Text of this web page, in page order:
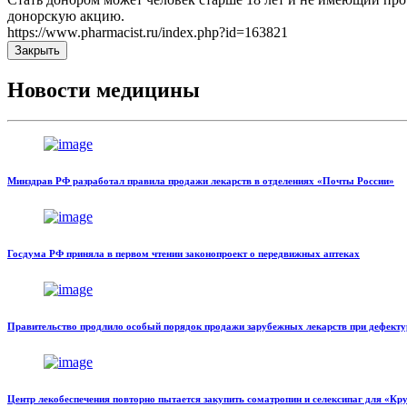
донорскую акцию.
https://www.pharmacist.ru/index.php?id=163821
Закрыть
Новости медицины
Минздрав РФ разработал правила продажи лекарств в отделениях «Почты России»
Госдума РФ приняла в первом чтении законопроект о передвижных аптеках
Правительство продлило особый порядок продажи зарубежных лекарств при
Центр лекобеспечения повторно пытается закупить соматропин и селексипаг для